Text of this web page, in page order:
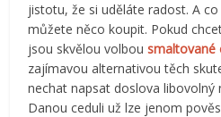
jistotu, že si uděláte radost. A
můžete něco koupit. Pokud
jsou skvělou volbousmaltované
zajímavou alternativou těch
nechat napsat doslova libovolný
Danou ceduli už lze jenom